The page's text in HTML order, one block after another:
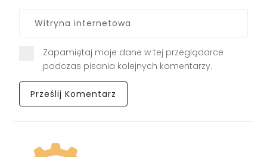
Zapamiętaj moje dane w tej przeglądarce
podczas pisania kolejnych komentarzy.